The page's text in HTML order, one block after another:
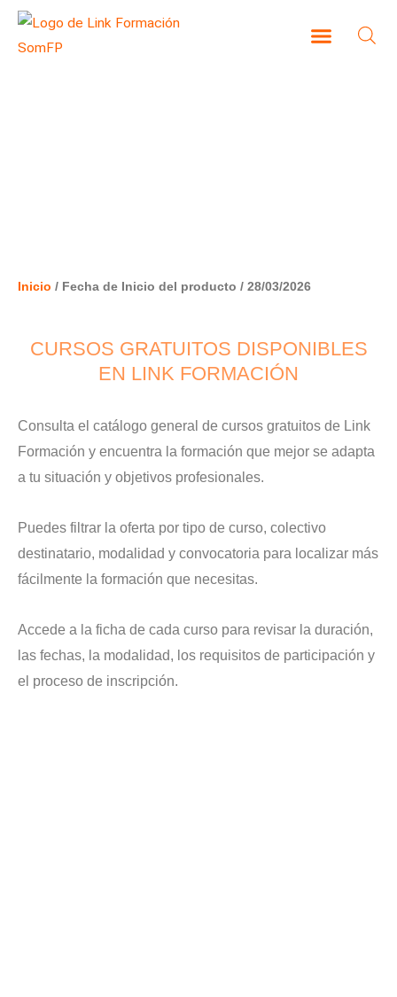
Inicio / Fecha de Inicio del producto / 28/03/2026
CURSOS GRATUITOS DISPONIBLES
EN LINK FORMACIÓN
Consulta el catálogo general de cursos gratuitos de Link
Formación y encuentra la formación que mejor se adapta
a tu situación y objetivos profesionales.
Puedes filtrar la oferta por tipo de curso, colectivo
destinatario, modalidad y convocatoria para localizar más
fácilmente la formación que necesitas.
Accede a la ficha de cada curso para revisar la duración,
las fechas, la modalidad, los requisitos de participación y
el proceso de inscripción.